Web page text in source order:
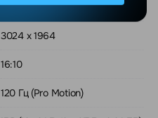
14.2"
3024 x 1964
16:10
120 Гц (Pro Motion)